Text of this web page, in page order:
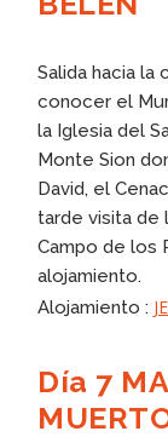
Salida hacia la
conocer el
la Iglesia del
Monte Sion
David, el
tarde visita de
Campo de los
alojamiento.
Alojamiento :
Día 7